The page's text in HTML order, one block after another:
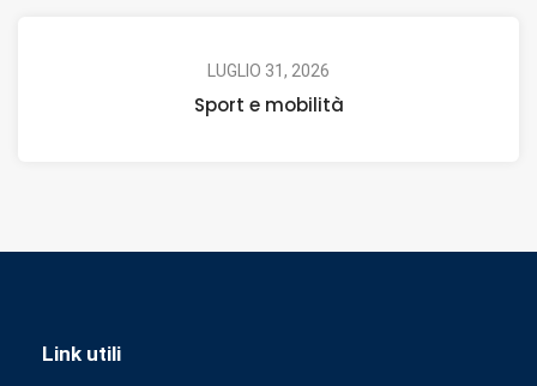
LUGLIO 31, 2026
Sport e mobilità
Link utili